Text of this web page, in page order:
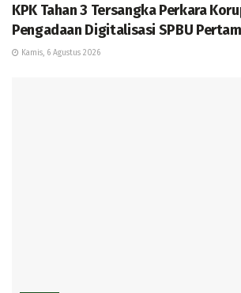
KPK Tahan 3 Tersangka Perkara
Pengadaan Digitalisasi SPBU
Kamis, 6 Agustus 2026